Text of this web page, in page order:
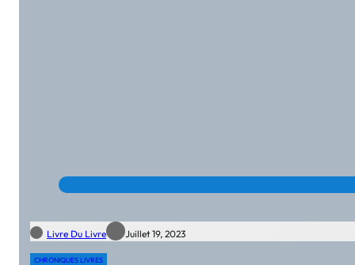
Livre Du Livre Juillet 19, 2023
CHRONIQUES LIVRES